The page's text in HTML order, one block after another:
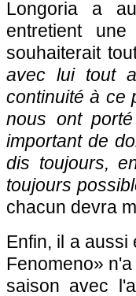
Longoria a
entretient
souhaiterait
avec lui tout
continuité à ce
nous ont
important de
dis toujours,
toujours
chacun devra
Enfin, il a aussi
Fenomeno»
saison avec